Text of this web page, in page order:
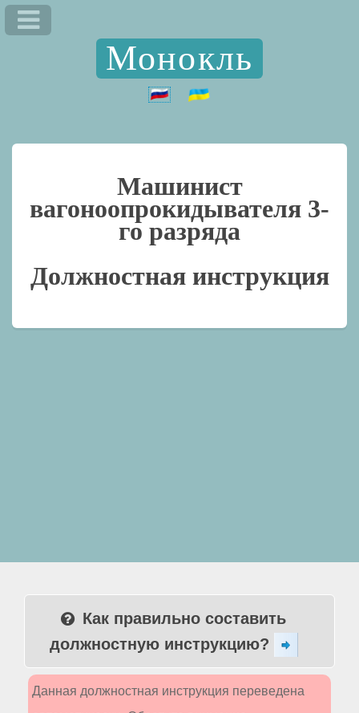
Монокль
Машинист
вагоноопрокидывателя 3-
го разряда
Должностная инструкция
Как правильно составить
должностную инструкцию?
Данная должностная инструкция переведена